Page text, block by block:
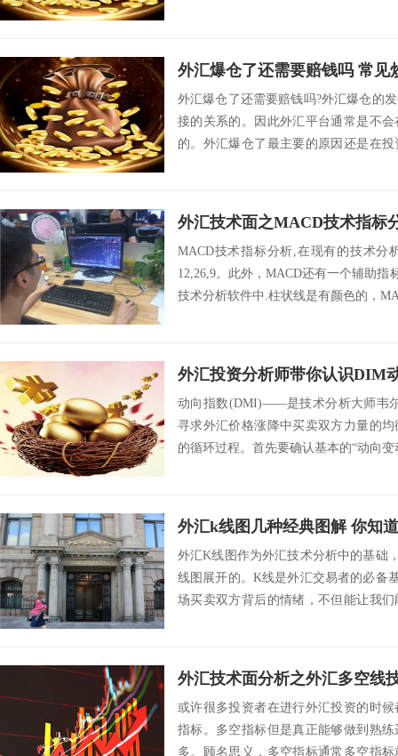
外汇爆仓了还需要赔钱吗 常见
外汇爆仓了还需要赔钱吗?外汇爆仓的
接的关系的。因此外汇平台通常是不
的。外汇爆仓了最主要的原因还是在
外汇技术面之MACD技术指标
MACD技术指标分析,在现有的技术分
12,26,9。此外，MACD还有一个辅助
技术分析软件中.柱状线是有颜色的，
外汇投资分析师带你认识DIM
动向指数(DMI)——是技术分析大师韦
寻求外汇价格涨降中买卖双方力量的
的循环过程。首先要确认基本的“动向
外汇k线图几种经典图解 你知
外汇K线图作为外汇技术分析中的基础
线图展开的。K线是外汇交易者的必备
场买卖双方背后的情绪，不但能让我
外汇技术面分析之外汇多空线
或许很多投资者在进行外汇投资的时
指标。多空指标但是真正能够做到熟
多。顾名思义，多空指标通常多空指